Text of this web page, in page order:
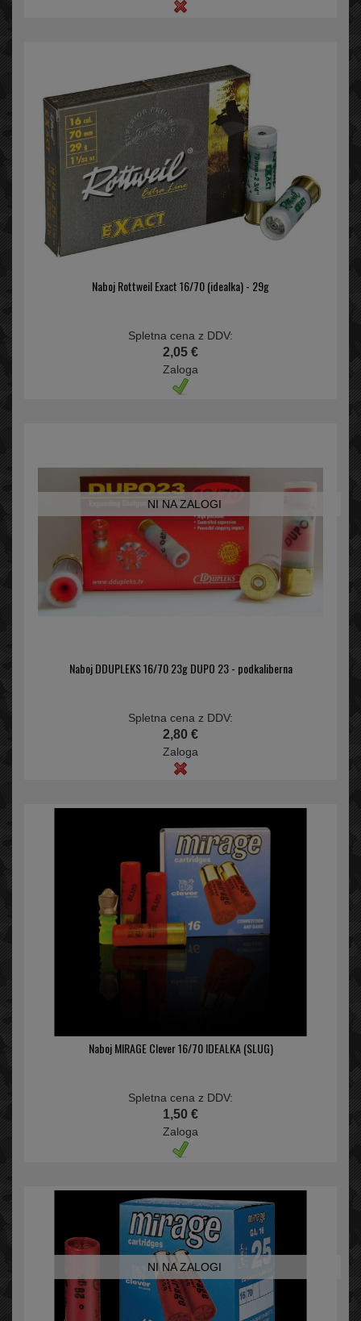
Naboj Rottweil Exact 16/70 (idealka) - 29g
Spletna cena z DDV:
2,05 €
Zaloga
NI NA ZALOGI
Naboj DDUPLEKS 16/70 23g DUPO 23 - podkaliberna
Spletna cena z DDV:
2,80 €
Zaloga
Naboj MIRAGE Clever 16/70 IDEALKA (SLUG)
Spletna cena z DDV:
1,50 €
Zaloga
NI NA ZALOGI